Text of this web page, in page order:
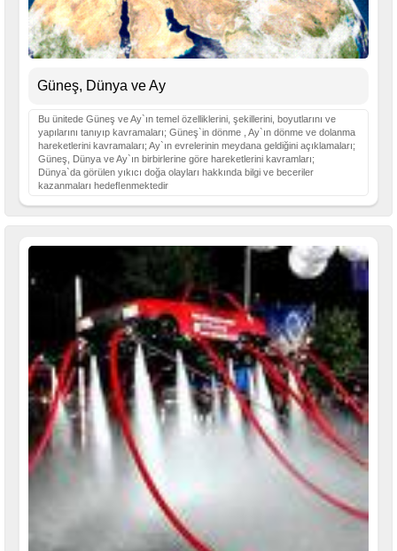
Güneş, Dünya ve Ay
Bu ünitede Güneş ve Ay`ın temel özelliklerini, şekillerini, boyutlarını ve
yapılarını tanıyıp kavramaları; Güneş`in dönme , Ay`ın dönme ve dolanma
hareketlerini kavramaları; Ay`ın evrelerinin meydana geldiğini açıklamaları;
Güneş, Dünya ve Ay`ın birbirlerine göre hareketlerini kavramları;
Dünya`da görülen yıkıcı doğa olayları hakkında bilgi ve beceriler
kazanmaları hedeﬂenmektedir